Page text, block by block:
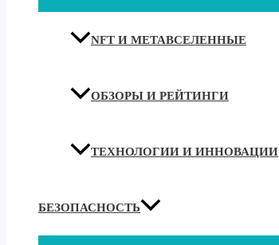
NFT И МЕТАВСЕЛЕННЫЕ
ОБЗОРЫ И РЕЙТИНГИ
ТЕХНОЛОГИИ И ИННОВАЦИИ
БЕЗОПАСНОСТЬ